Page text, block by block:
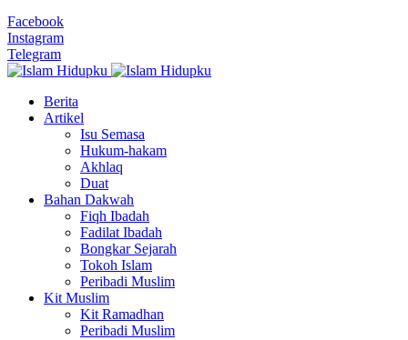
Facebook
Instagram
Telegram
Berita
Artikel
Isu Semasa
Hukum-hakam
Akhlaq
Duat
Bahan Dakwah
Fiqh Ibadah
Fadilat Ibadah
Bongkar Sejarah
Tokoh Islam
Peribadi Muslim
Kit Muslim
Kit Ramadhan
Peribadi Muslim